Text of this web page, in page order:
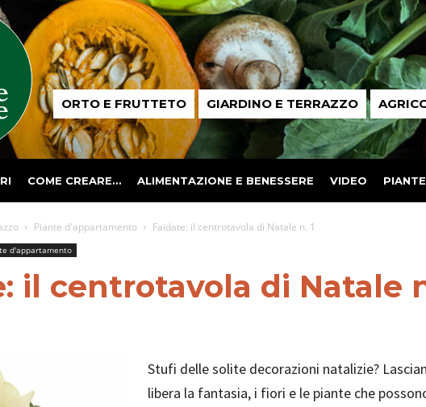
Passione
in ORTO E FRUTTETO GIARDINO E TERRAZZO
COME CREARE… ALIMENTAZIONE E BENESSERE VIDEO
Piante d'appartamento Faidate: il centrotavola di Natale n. 1
d'appartamento
il centrotavola di Natale
Stufi delle solite decorazioni natalizie?
libera la fantasia, i fiori e le piante che